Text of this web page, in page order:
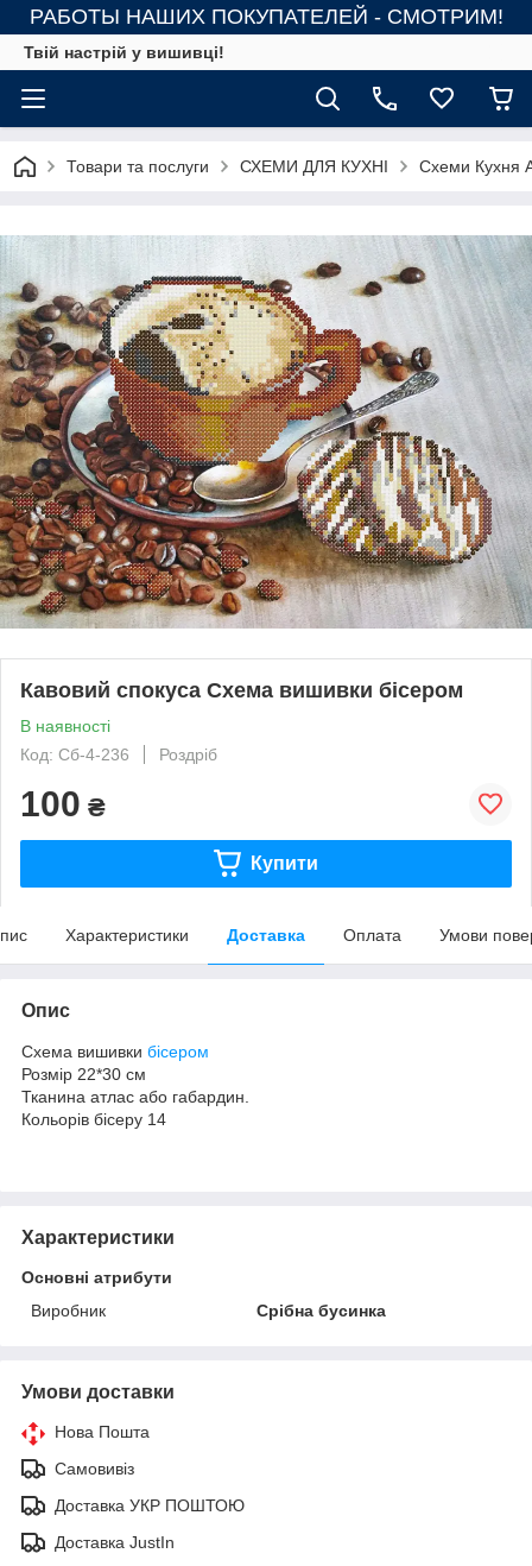
РАБОТЫ НАШИХ ПОКУПАТЕЛЕЙ - СМОТРИМ!
Твій настрій у вишивці!
Товари та послуги СХЕМИ ДЛЯ КУХНІ Схеми Кухня
Кавовий спокуса Схема вишивки бісером
В наявності
Код: Сб-4-236
Роздріб
100 ₴
Купити
Характеристики Доставка Оплата Умови
Опис
Схема вишивки бісером
Розмір 22*30 см
Тканина атлас або габардин.
Кольорів бісеру 14
Характеристики
Основні атрибути
Виробник
Срібна бусинка
Умови доставки
Нова Пошта
Самовивіз
Доставка УКР ПОШТОЮ
Доставка JustIn